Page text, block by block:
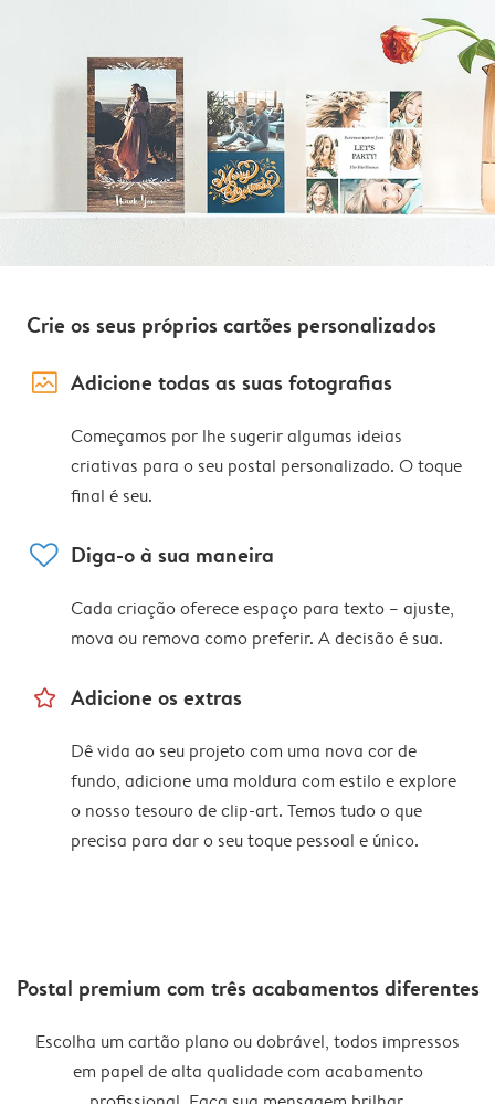
Crie os seus próprios cartões personalizados
image_placeholder Adicione todas as suas fotografias
Começamos por lhe sugerir algumas ideias
criativas para o seu postal personalizado. O toque
final é seu.
heart Diga-o à sua maneira
Cada criação oferece espaço para texto – ajuste,
mova ou remova como preferir. A decisão é sua.
star_outline Adicione os extras
Dê vida ao seu projeto com uma nova cor de
fundo, adicione uma moldura com estilo e explore
o nosso tesouro de clip-art. Temos tudo o que
precisa para dar o seu toque pessoal e único.
Postal premium com três acabamentos diferentes
Escolha um cartão plano ou dobrável, todos impressos
em papel de alta qualidade com acabamento